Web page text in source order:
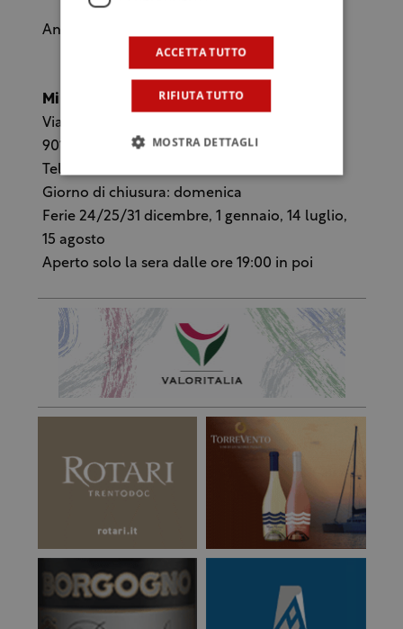
Andrea Brusa
Mi Manda Picone
Via Paternostro, 59
90133 Palermo
Tel: 091 6160660
Giorno di chiusura: domenica
Ferie 24/25/31 dicembre, 1 gennaio, 14 luglio,
15 agosto
Aperto solo la sera dalle ore 19:00 in poi
ACCETTA TUTTO
RIFIUTA TUTTO
MOSTRA DETTAGLI